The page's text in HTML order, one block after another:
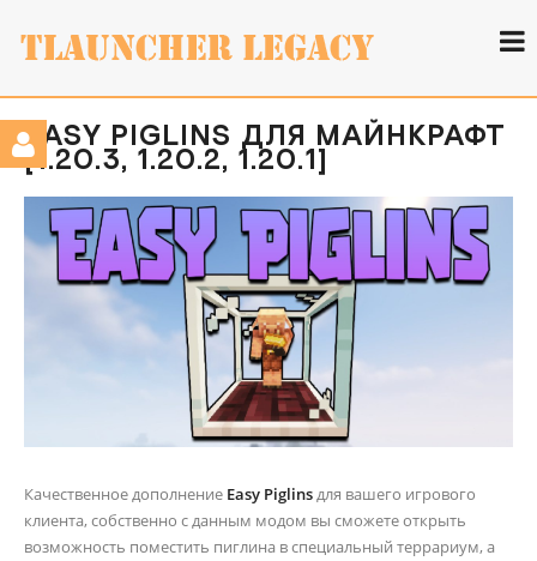
EASY PIGLINS ДЛЯ МАЙНКРАФТ
[1.20.3, 1.20.2, 1.20.1]
Качественное дополнение Easy Piglinsдля вашего игрового
клиента, собственно с данным модом вы сможете открыть
возможность поместить пиглина в специальный террариум, а